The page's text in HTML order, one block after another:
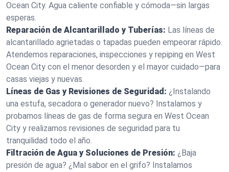
Ocean City. Agua caliente confiable y cómoda—sin largas
esperas.
Reparación de Alcantarillado y Tuberías: Las líneas de
alcantarillado agrietadas o tapadas pueden empeorar rápido.
Atendemos reparaciones, inspecciones y repiping en West
Ocean City con el menor desorden y el mayor cuidado—para
casas viejas y nuevas.
Líneas de Gas y Revisiones de Seguridad: ¿Instalando
una estufa, secadora o generador nuevo? Instalamos y
probamos líneas de gas de forma segura en West Ocean
City y realizamos revisiones de seguridad para tu
tranquilidad todo el año.
Filtración de Agua y Soluciones de Presión: ¿Baja
presión de agua? ¿Mal sabor en el grifo? Instalamos